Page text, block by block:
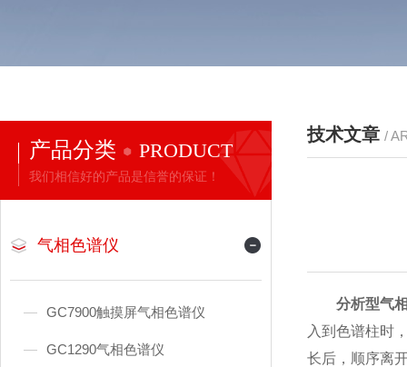
产品分类 PRODUCT
我们相信好的产品是信誉的保证！
气相色谱仪
GC7900触摸屏气相色谱仪
GC1290气相色谱仪
技术文章 /
分析型气
入到色谱柱时
长后，顺序离